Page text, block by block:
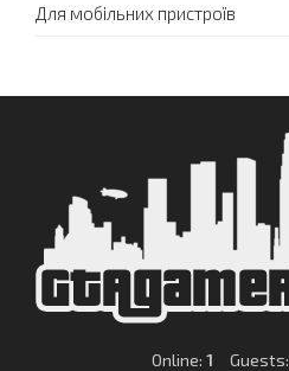
Для мобільних пристроїв
Online: 1 Guests: